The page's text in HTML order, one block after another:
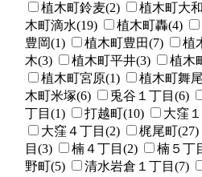
植木町鈴麦(2)
植木町大
木町滴水(19)
植木町轟(4)
豊岡(1)
植木町豊田(7) 植
木(3)
植木町平井(3) 植木
植木町宮原(1)
植木町舞
木町米塚(6)
兎谷１丁目(6)
丁目(1)
打越町(10) 大窪
大窪４丁目(2)
梶尾町(27)
目(3)
楠４丁目(2) 楠５丁
野町(5)
清水岩倉１丁目(7)